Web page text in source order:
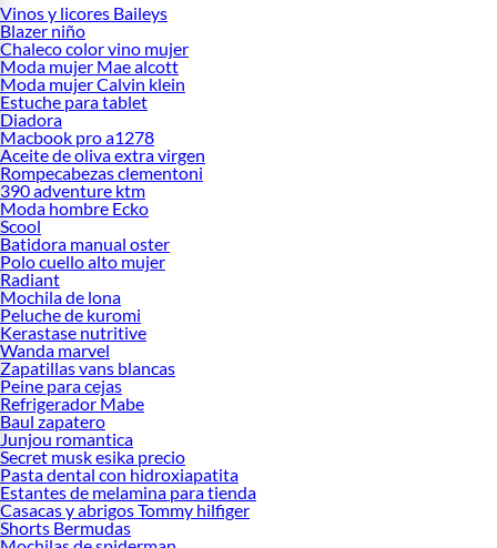
Vinos y licores Baileys
Blazer niño
Chaleco color vino mujer
Moda mujer Mae alcott
Moda mujer Calvin klein
Estuche para tablet
Diadora
Macbook pro a1278
Aceite de oliva extra virgen
Rompecabezas clementoni
390 adventure ktm
Moda hombre Ecko
Scool
Batidora manual oster
Polo cuello alto mujer
Radiant
Mochila de lona
Peluche de kuromi
Kerastase nutritive
Wanda marvel
Zapatillas vans blancas
Peine para cejas
Refrigerador Mabe
Baul zapatero
Junjou romantica
Secret musk esika precio
Pasta dental con hidroxiapatita
Estantes de melamina para tienda
Casacas y abrigos Tommy hilfiger
Shorts Bermudas